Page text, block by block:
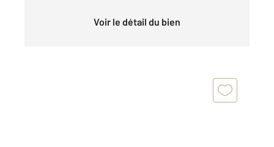
Voir le détail du bien